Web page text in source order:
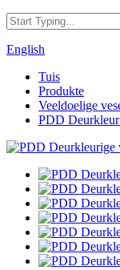
English
Tuis
Produkte
Veeldoelige
PDD